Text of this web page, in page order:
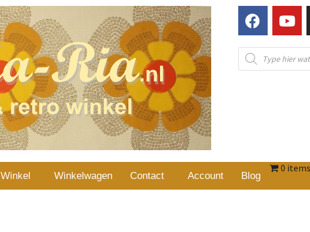
Winkel Winkelwagen Contact Account Blog
0 items